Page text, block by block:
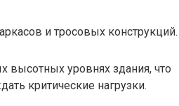
и тросовых конструкций.
уровнях здания, что
критические нагрузки.